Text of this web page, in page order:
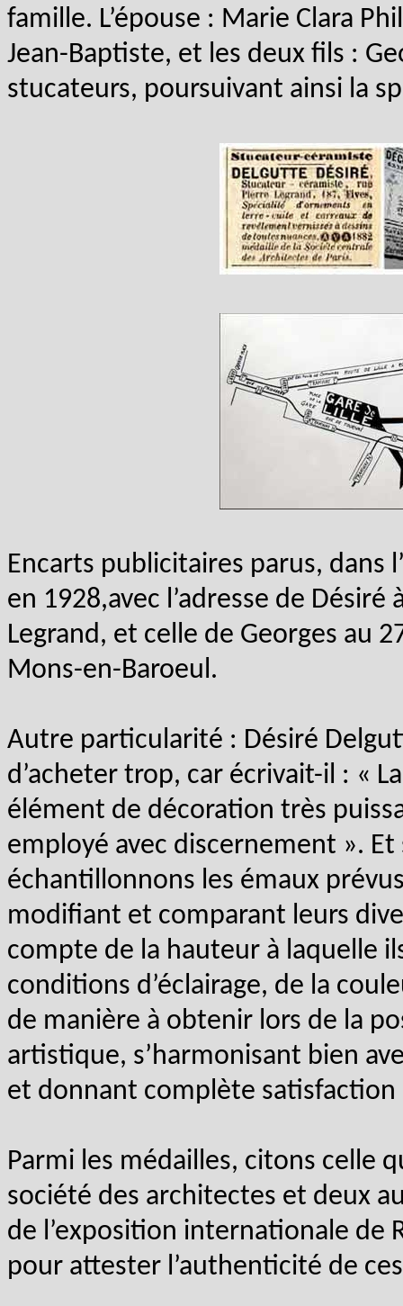
famille. L’épouse : Marie Clara
Jean-Baptiste, et les deux fils :
stucateurs, poursuivant ainsi la
Encarts publicitaires parus, dans
en 1928,avec l’adresse de Désiré
Legrand, et celle de Georges au
Mons-en-Baroeul.
Autre particularité : Désiré
d’acheter trop, car écrivait-il : «
élément de décoration très
employé avec discernement ».
échantillonnons les émaux
modifiant et comparant leurs
compte de la hauteur à laquelle
conditions d’éclairage, de la
de manière à obtenir lors de la
artistique, s’harmonisant bien
et donnant complète satisfaction
Parmi les médailles, citons celle
société des architectes et deux
de l’exposition internationale de
pour attester l’authenticité de